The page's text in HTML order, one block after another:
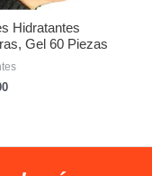
Hidratantes
Gel 60 Piezas